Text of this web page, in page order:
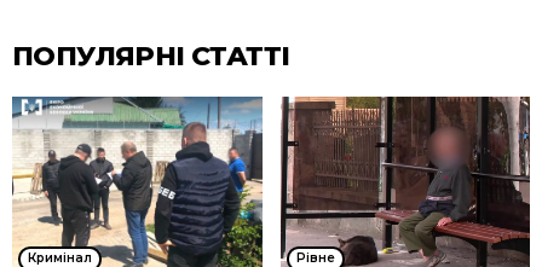
ПОПУЛЯРНІ СТАТТІ
Кримінал Рівне